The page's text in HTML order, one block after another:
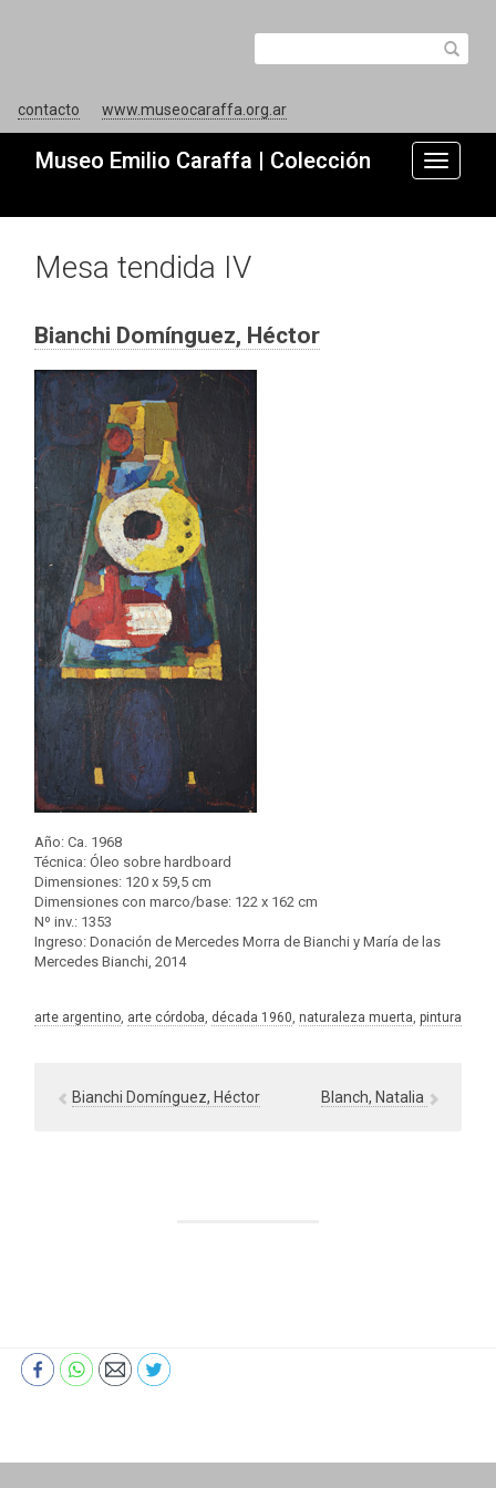
contacto www.museocaraffa.org.ar
Toggle
Museo Emilio Caraffa | Colección
Mesa tendida IV
Bianchi Domínguez, Héctor
Año: Ca. 1968
Técnica: Óleo sobre hardboard
Dimensiones: 120 x 59,5 cm
Dimensiones con marco/base: 122 x 162 cm
Nº inv.: 1353
Ingreso: Donación de Mercedes Morra de Bianchi y María de las
Mercedes Bianchi, 2014
arte argentino, arte córdoba, década 1960, naturaleza muerta, pintura
Bianchi Domínguez, Héctor Blanch, Natalia